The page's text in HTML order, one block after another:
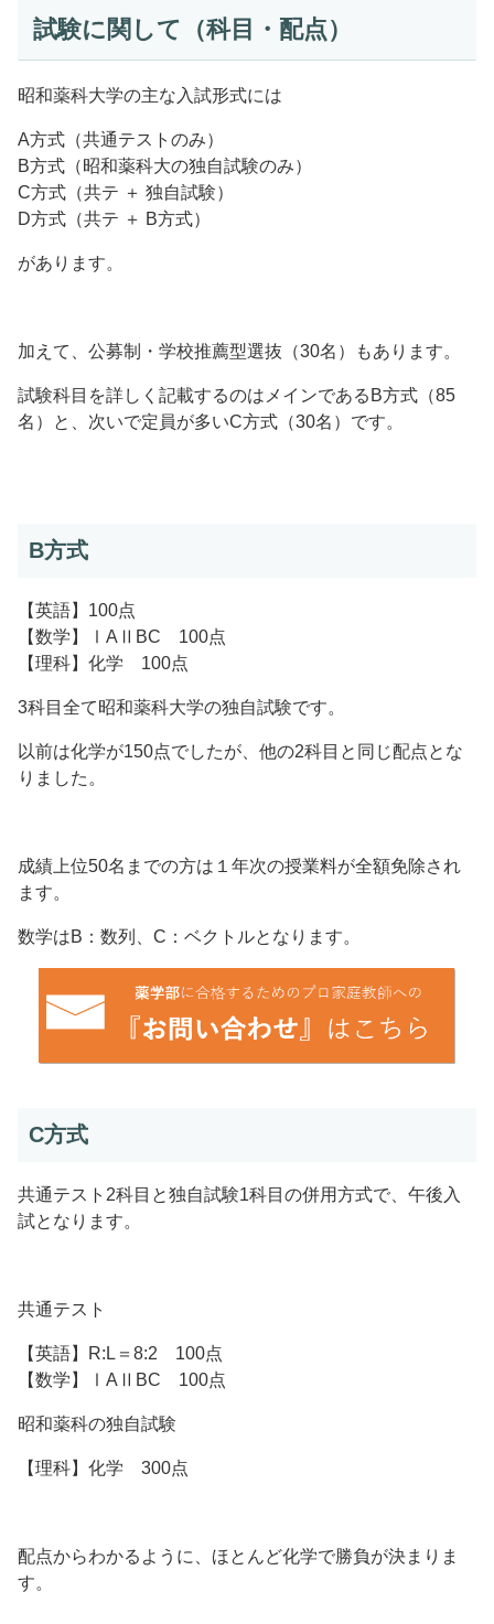
試験に関して（科目・配点）
昭和薬科大学の主な入試形式には
A方式（共通テストのみ）
B方式（昭和薬科大の独自試験のみ）
C方式（共テ ＋ 独自試験）
D方式（共テ ＋ B方式）
があります。
加えて、公募制・学校推薦型選抜（30名）もあります。
試験科目を詳しく記載するのはメインであるB方式（85
名）と、次いで定員が多いC方式（30名）です。
B方式
【英語】100点
【数学】ⅠAⅡBC 100点
【理科】化学 100点
3科目全て昭和薬科大学の独自試験です。
以前は化学が150点でしたが、他の2科目と同じ配点とな
りました。
成績上位50名までの方は１年次の授業料が全額免除され
ます。
数学はB：数列、C：ベクトルとなります。
C方式
共通テスト2科目と独自試験1科目の併用方式で、午後入
試となります。
共通テスト
【英語】R:L＝8:2 100点
【数学】ⅠAⅡBC 100点
昭和薬科の独自試験
【理科】化学 300点
配点からわかるように、ほとんど化学で勝負が決まりま
す。